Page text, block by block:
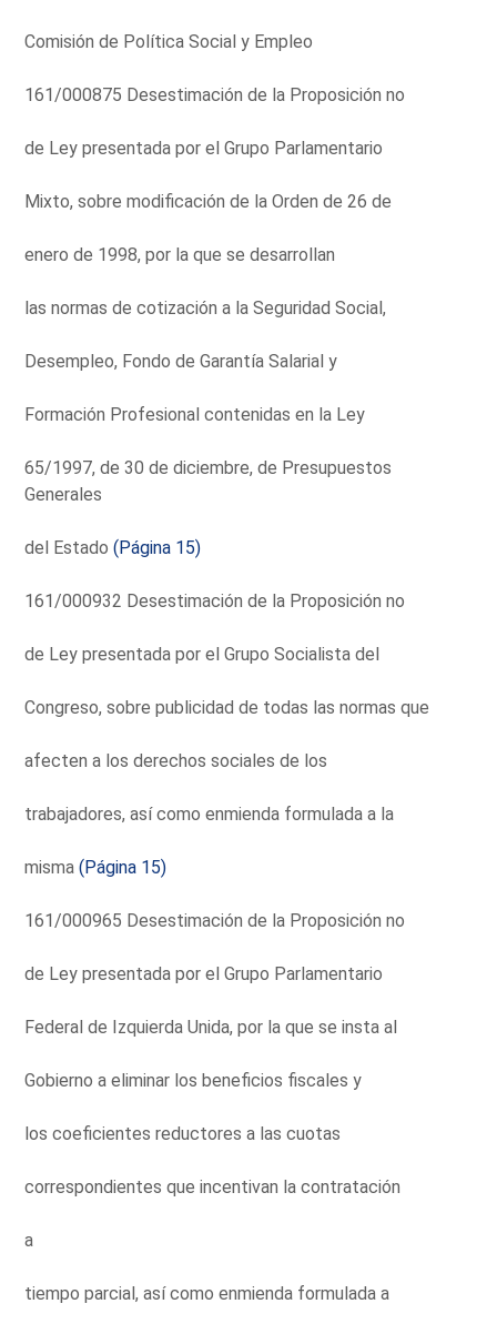
Comisión de Política Social y Empleo
161/000875 Desestimación de la Proposición no
de Ley presentada por el Grupo Parlamentario
Mixto, sobre modificación de la Orden de 26 de
enero de 1998, por la que se desarrollan
las normas de cotización a la Seguridad Social,
Desempleo, Fondo de Garantía Salarial y
Formación Profesional contenidas en la Ley
65/1997, de 30 de diciembre, de Presupuestos
Generales
del Estado(Página 15)
161/000932 Desestimación de la Proposición no
de Ley presentada por el Grupo Socialista del
Congreso, sobre publicidad de todas las normas que
afecten a los derechos sociales de los
trabajadores, así como enmienda formulada a la
misma(Página 15)
161/000965 Desestimación de la Proposición no
de Ley presentada por el Grupo Parlamentario
Federal de Izquierda Unida, por la que se insta al
Gobierno a eliminar los beneficios fiscales y
los coeficientes reductores a las cuotas
correspondientes que incentivan la contratación
a
tiempo parcial, así como enmienda formulada a